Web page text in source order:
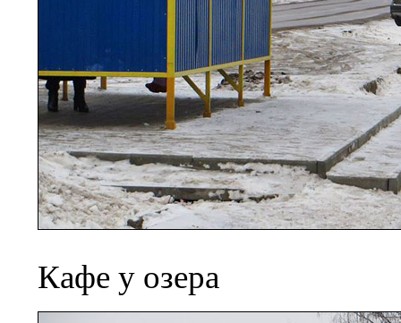
Кафе у озера